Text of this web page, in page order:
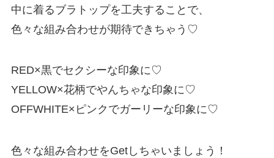
中に着るブラトップを工夫することで、
色々な組み合わせが期待できちゃう♡
RED×黒でセクシーな印象に♡
YELLOW×花柄でやんちゃな印象に♡
OFFWHITE×ピンクでガーリーな印象に♡
色々な組み合わせをGetしちゃいましょう！